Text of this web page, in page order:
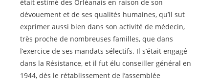
était estimé des Orléanais en raison de son
dévouement et de ses qualités humaines, qu’il sut
exprimer aussi bien dans son activité de médecin,
très proche de nombreuses familles, que dans
l’exercice de ses mandats sélectifs. Il s’était engagé
dans la Résistance, et il fut élu conseiller général en
1944, dès le rétablissement de l’assemblée